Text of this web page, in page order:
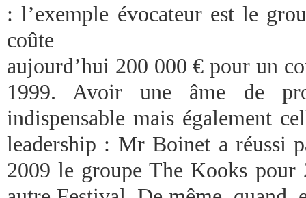
: l’exemple évocateur est le
coûte
aujourd’hui 200 000 € pour un
1999. Avoir une âme de
indispensable mais également
leadership : Mr Boinet a réussi
2009 le groupe The Kooks pour